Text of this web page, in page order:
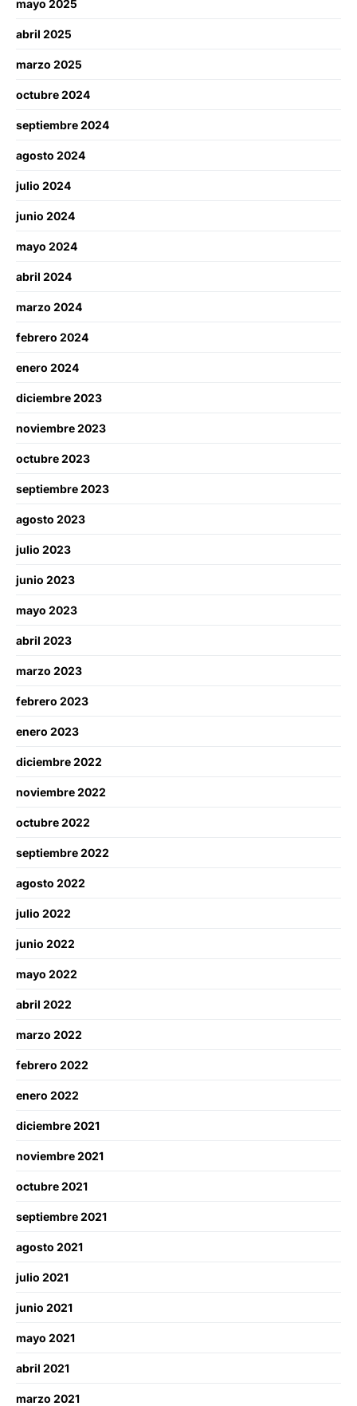
mayo 2025
abril 2025
marzo 2025
octubre 2024
septiembre 2024
agosto 2024
julio 2024
junio 2024
mayo 2024
abril 2024
marzo 2024
febrero 2024
enero 2024
diciembre 2023
noviembre 2023
octubre 2023
septiembre 2023
agosto 2023
julio 2023
junio 2023
mayo 2023
abril 2023
marzo 2023
febrero 2023
enero 2023
diciembre 2022
noviembre 2022
octubre 2022
septiembre 2022
agosto 2022
julio 2022
junio 2022
mayo 2022
abril 2022
marzo 2022
febrero 2022
enero 2022
diciembre 2021
noviembre 2021
octubre 2021
septiembre 2021
agosto 2021
julio 2021
junio 2021
mayo 2021
abril 2021
marzo 2021